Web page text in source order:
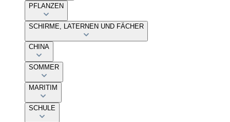
PFLANZEN
SCHIRME, LATERNEN UND FÄCHER
CHINA
SOMMER
MARITIM
SCHULE